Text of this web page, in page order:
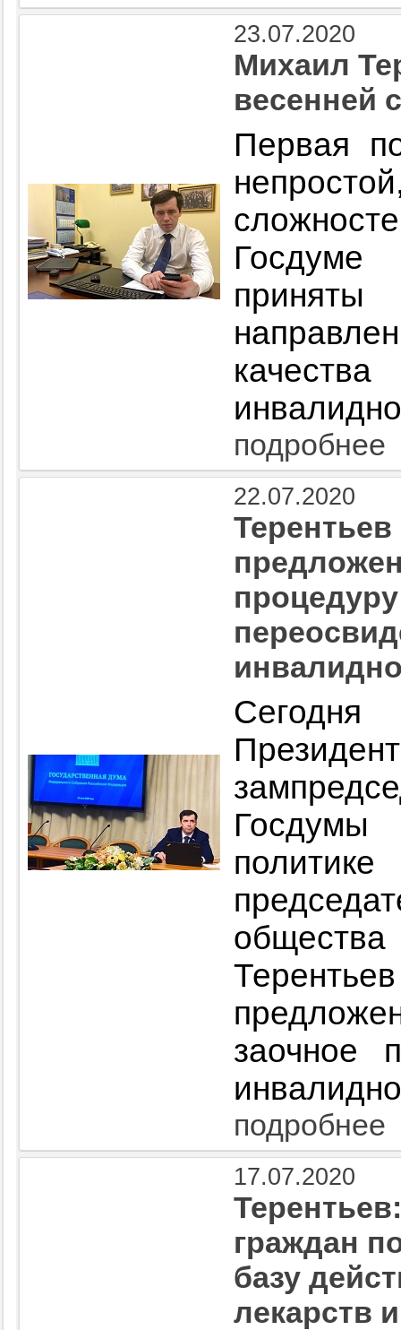
23.07.2020
Михаил
весенней
Первая
подробнее
22.07.2020
Госдумы
заочное
подробнее
17.07.2020
граждан
базу
лекарств